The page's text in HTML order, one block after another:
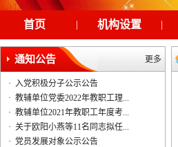
首页 | 机构设置 |
更多
通知公告
· 入党积极分子公示公告
· 教辅单位党委2022年教职工理...
· 教辅单位2021年教职工年度考...
· 关于欧阳小燕等11名同志拟任...
· 党员发展对象公示公告